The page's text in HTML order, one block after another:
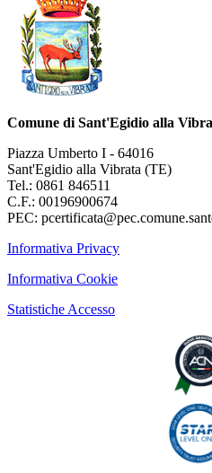
Comune di Sant'Egidio alla
Piazza Umberto I - 64016
Sant'Egidio alla Vibrata (TE)
Tel.: 0861 846511
C.F.: 00196900674
PEC:
Informativa Privacy
Informativa Cookie
Statistiche Accesso